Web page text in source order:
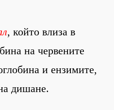
, който влиза в
на червените
и ензимите,
дишане.